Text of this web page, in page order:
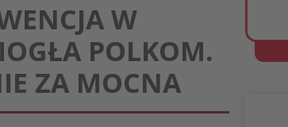
W
POLKOM.
ZA MOCNA